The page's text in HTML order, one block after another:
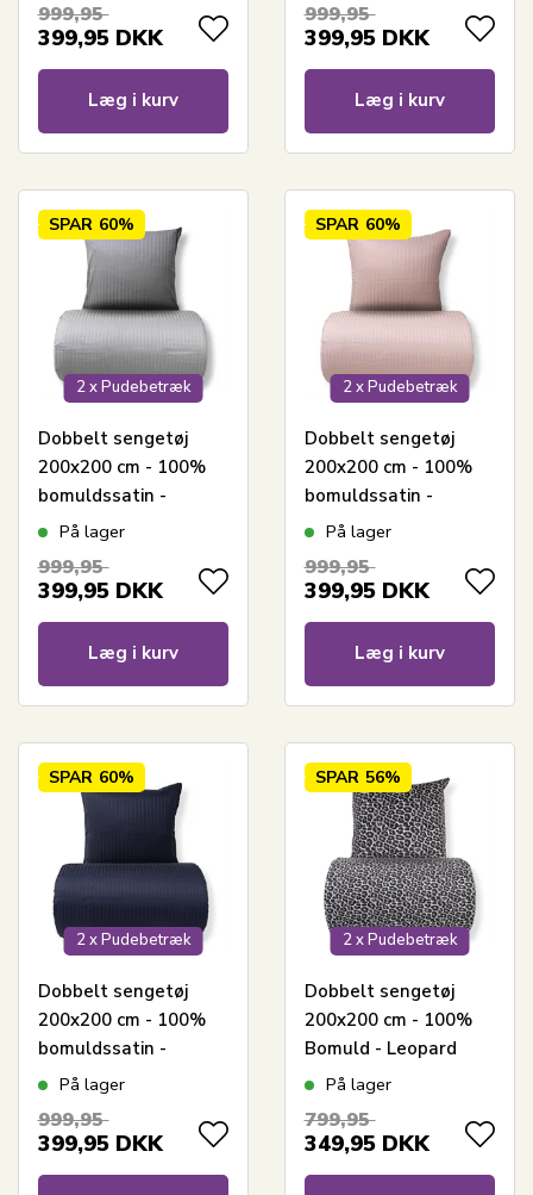
999,95
399,95 DKK
Læg i kurv
999,95
399,95 DKK
Læg i kurv
2 x Pudebetræk
SPAR 60%
Dobbelt sengetøj
200x200 cm - 100%
bomuldssatin -
Klassisk lysegrå
På lager
999,95
399,95 DKK
Læg i kurv
2 x Pudebetræk
SPAR 60%
Dobbelt sengetøj
200x200 cm - 100%
bomuldssatin -
Klassisk lyserøde
På lager
999,95
399,95 DKK
Læg i kurv
2 x Pudebetræk
SPAR 60%
Dobbelt sengetøj
200x200 cm - 100%
bomuldssatin -
Klassisk mørkeblå
På lager
999,95
399,95 DKK
2 x Pudebetræk
SPAR 56%
Dobbelt sengetøj
200x200 cm - 100%
Bomuld - Leopard
printPå lager
799,95
349,95 DKK